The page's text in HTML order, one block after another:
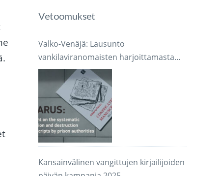
Vetoomukset
Valko-Venäjä: Lausunto
vankilaviranomaisten harjoittamasta
järjestelmällisestä käsikirjoitusten
takavarikoinnista ja tuhoamisesta
Kansainvälinen vangittujen kirjailijoiden